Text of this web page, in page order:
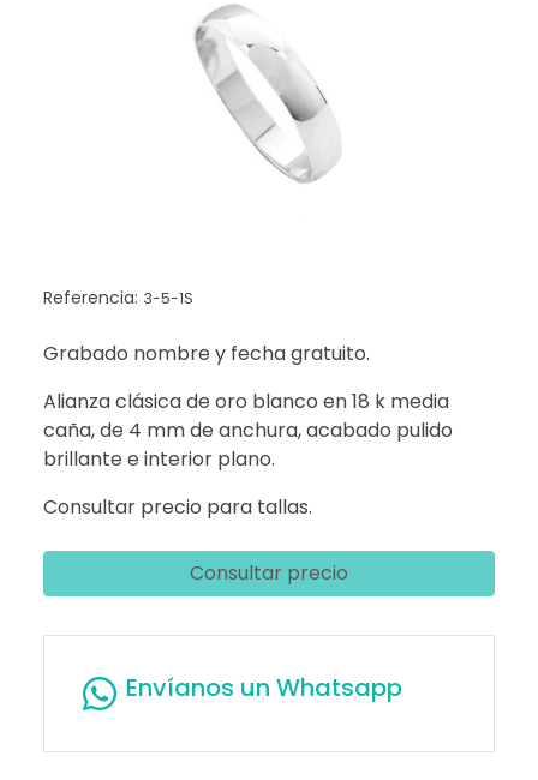
Referencia: 3-5-1S
Grabado nombre y fecha gratuito.
Alianza clásica de oro blanco en 18 k media
caña, de 4 mm de anchura, acabado pulido
brillante e interior plano.
Consultar precio para tallas.
Consultar precio
Envíanos un Whatsapp